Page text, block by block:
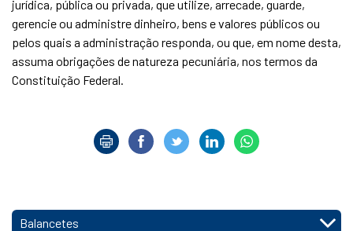
jurídica, pública ou privada, que utilize, arrecade, guarde,
gerencie ou administre dinheiro, bens e valores públicos ou
pelos quais a administração responda, ou que, em nome desta,
assuma obrigações de natureza pecuniária, nos termos da
Constituição Federal.
Balancetes